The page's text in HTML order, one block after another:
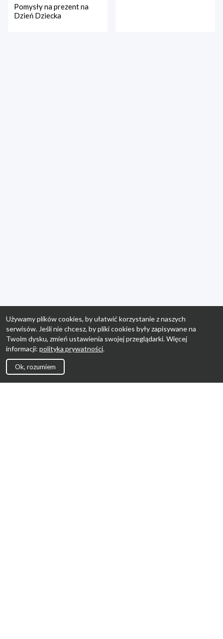
Pomysły na prezent na
Dzień Dziecka
Używamy plików cookies, by ułatwić korzystanie z naszych
serwisów. Jeśli nie chcesz, by pliki cookies były zapisywane na
Twoim dysku, zmień ustawienia swojej przeglądarki. Więcej
informacji: polityka prywatności.
Ok, rozumiem